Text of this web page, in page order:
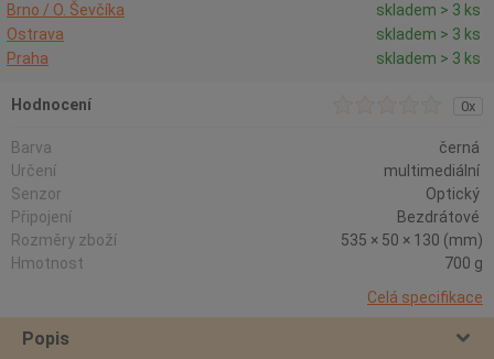
Brno / O. Ševčíka
skladem > 3 ks
Ostrava
skladem > 3 ks
Praha
skladem > 3 ks
Hodnocení 0x
Barva
černá
Určení
multimediální
Senzor
Optický
Připojení
Bezdrátové
Rozměry zboží
535 × 50 × 130 (mm)
Hmotnost
700 g
Celá specifikace
Popis